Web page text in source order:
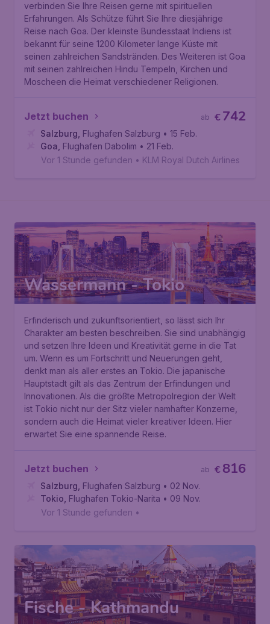
verbinden Sie Ihre Reisen gerne mit spirituellen
Erfahrungen. Als Schütze führt Sie Ihre diesjährige
Reise nach Goa. Der kleinste Bundesstaat Indiens ist
bekannt für seine 1200 Kilometer lange Küste mit
seinen zahlreichen Sandstränden. Des Weiteren ist Goa
mit seinen zahlreichen Hindu Tempeln, Kirchen und
Moscheen die Heimat verschiedener Religionen.
Jetzt buchen €742
ab
Salzburg Flughafen Salzburg • 15 Feb.
Goa Flughafen Dabolim • 21 Feb.
Vor 1 Stunde gefunden • KLM Royal Dutch Airlines
Wassermann - Tokio
Erfinderisch und zukunftsorientiert, so lässt sich Ihr
Charakter am besten beschreiben. Sie sind unabhängig
und setzen Ihre Ideen und Kreativität gerne in die Tat
um. Wenn es um Fortschritt und Neuerungen geht,
denkt man als aller erstes an Tokio. Die japanische
Hauptstadt gilt als das Zentrum der Erfindungen und
Innovationen. Als die größte Metropolregion der Welt
ist Tokio nicht nur der Sitz vieler namhafter Konzerne,
sondern auch die Heimat vieler kreativer Ideen. Hier
erwartet Sie eine spannende Reise.
Jetzt buchen €816
ab
Salzburg Flughafen Salzburg • 02 Nov.
Tokio Flughafen Tokio-Narita • 09 Nov.
Vor 1 Stunde gefunden •
Fische - Kathmandu